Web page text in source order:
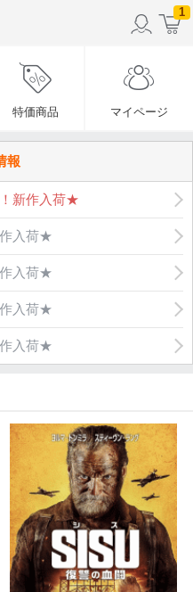
1
特価商品 マイページ
報
新作入荷★
入荷★
入荷★
入荷★
入荷★